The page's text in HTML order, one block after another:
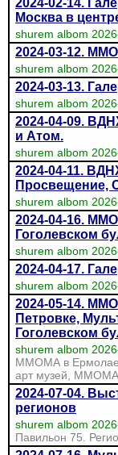
2024-02-14.
Москва в
shurem albom
2024-03-12.
shurem albom
2024-03-13.
shurem albom
2024-04-09.
и Атом.
shurem albom
2024-04-11.
Просвещение,
shurem albom
2024-04-16.
Гоголевском
shurem albom
2024-04-17.
shurem albom
2024-05-14.
Петровке,
Гоголевском
shurem albom
ММОМА в
арт музей, ММОМА
2024-07-04.
регионов
shurem albom
Павильон 75.